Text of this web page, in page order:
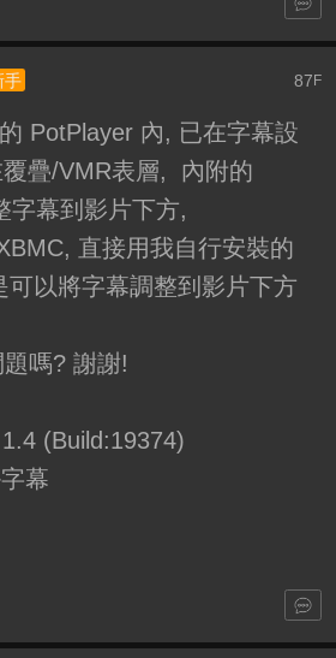
87F
手
PotPlayer 內, 已在字幕設
疊/VMR表層, 內附的
字幕到影片下方,
直接用我自行安裝的
可以將字幕調整到影片下方
嗎? 謝謝!
(Build:19374)
幕